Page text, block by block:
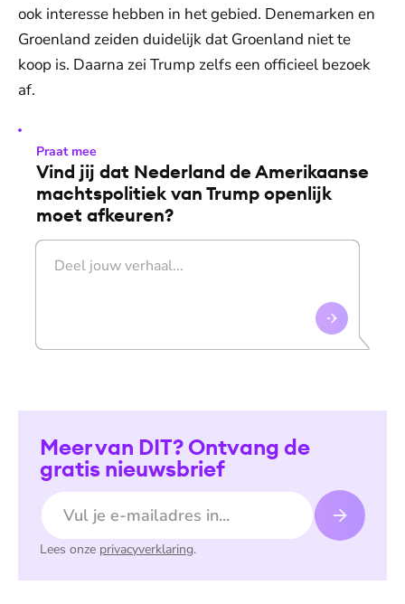
ook interesse hebben in het gebied. Denemarken en
Groenland zeiden duidelijk dat Groenland niet te
koop is. Daarna zei Trump zelfs een officieel bezoek
af.
Praat mee
Vind jij dat Nederland de Amerikaanse
machtspolitiek van Trump openlijk
moet afkeuren?
Meer van DIT? Ontvang de
gratis nieuwsbrief
E-mailadres
Lees onze privacyverklaring.